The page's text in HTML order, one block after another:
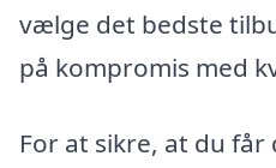
vælge det bedste
på kompromis med
For at sikre, at du